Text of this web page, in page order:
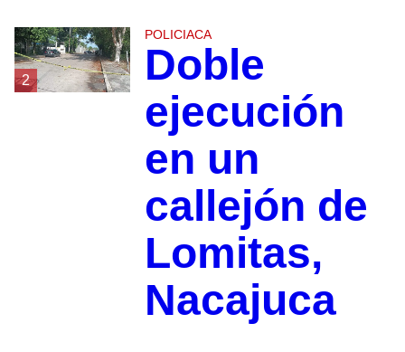
2
POLICIACA
Doble
ejecución
en un
callejón de
Lomitas,
Nacajuca